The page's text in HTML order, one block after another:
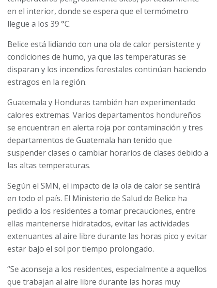
en el interior, donde se espera que el termómetro
llegue a los 39 °C.
Belice está lidiando con una ola de calor persistente y
condiciones de humo, ya que las temperaturas se
disparan y los incendios forestales continúan haciendo
estragos en la región.
Guatemala y Honduras también han experimentado
calores extremas. Varios departamentos hondureños
se encuentran en alerta roja por contaminación y tres
departamentos de Guatemala han tenido que
suspender clases o cambiar horarios de clases debido a
las altas temperaturas.
Según el SMN, el impacto de la ola de calor se sentirá
en todo el país. El Ministerio de Salud de Belice ha
pedido a los residentes a tomar precauciones, entre
ellas mantenerse hidratados, evitar las actividades
extenuantes al aire libre durante las horas pico y evitar
estar bajo el sol por tiempo prolongado.
“Se aconseja a los residentes, especialmente a aquellos
que trabajan al aire libre durante las horas muy